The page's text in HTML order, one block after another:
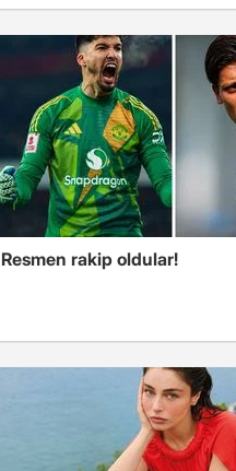
Resmen rakip oldular!